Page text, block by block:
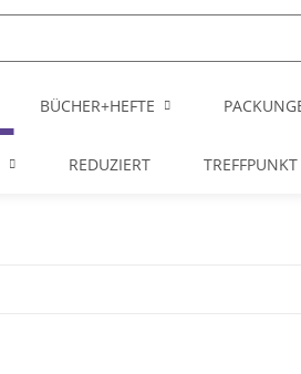
BÜCHER+HEFTE
REDUZIERT